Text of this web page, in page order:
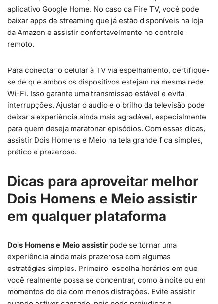
aplicativo Google Home. No caso da Fire TV, você pode
baixar apps de streaming que já estão disponíveis na loja
da Amazon e assistir confortavelmente no controle
remoto.
Para conectar o celular à TV via espelhamento, certifique-
se de que ambos os dispositivos estejam na mesma rede
Wi-Fi. Isso garante uma transmissão estável e evita
interrupções. Ajustar o áudio e o brilho da televisão pode
deixar a experiência ainda mais agradável, especialmente
para quem deseja maratonar episódios. Com essas dicas,
assistir Dois Homens e Meio na tela grande fica simples,
prático e prazeroso.
Dicas para aproveitar melhor
Dois Homens e Meio assistir
em qualquer plataforma
Dois Homens e Meio assistir pode se tornar uma
experiência ainda mais prazerosa com algumas
estratégias simples. Primeiro, escolha horários em que
você realmente possa se concentrar, como à noite ou em
momentos do dia com menos distrações. Evite assistir